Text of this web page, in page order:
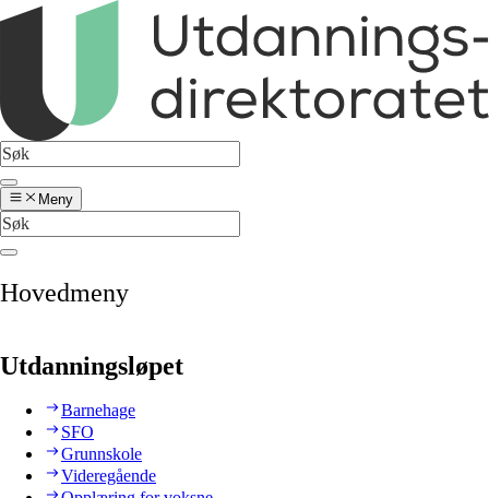
Meny
Hovedmeny
Utdanningsløpet
Barnehage
SFO
Grunnskole
Videregående